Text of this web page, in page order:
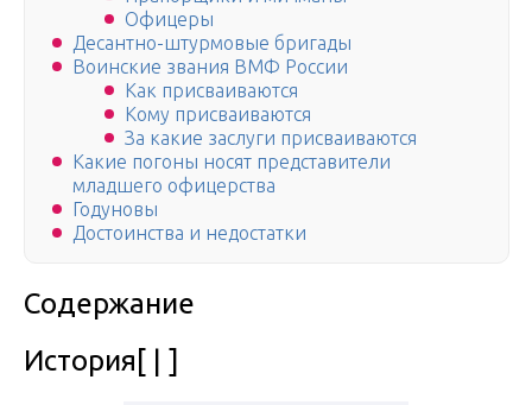
Офицеры
Десантно-штурмовые бригады
Воинские звания ВМФ России
Как присваиваются
Кому присваиваются
За какие заслуги присваиваются
Какие погоны носят представители
младшего офицерства
Годуновы
Достоинства и недостатки
Содержание
История[ | ]